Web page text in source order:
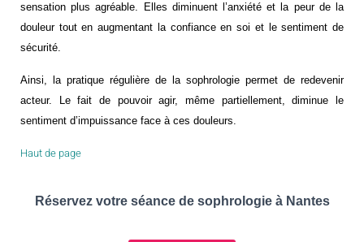
sensation plus agréable. Elles diminuent l’anxiété et la peur de la
douleur tout en augmentant la confiance en soi et le sentiment de
sécurité.
Ainsi, la pratique régulière de la sophrologie permet de redevenir
acteur. Le fait de pouvoir agir, même partiellement, diminue le
sentiment d’impuissance face à ces douleurs.
Haut de page
Réservez votre séance de sophrologie à Nantes